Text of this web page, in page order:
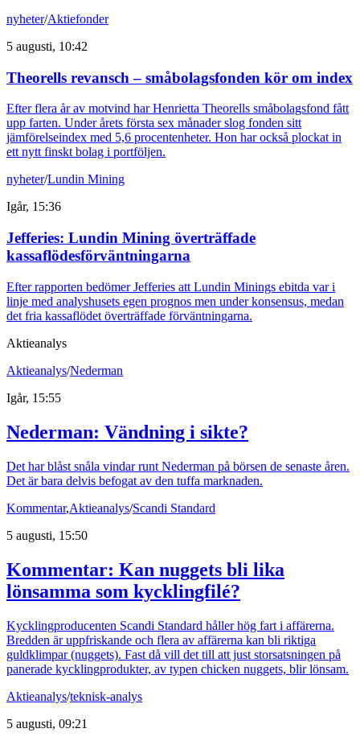
nyheter/Aktiefonder
5 augusti, 10:42
Theorells revansch – småbolagsfonden kör om index
Efter flera år av motvind har Henrietta Theorells småbolagsfond fått
upp farten. Under årets första sex månader slog fonden sitt
jämförelseindex med 5,6 procentenheter. Hon har också plockat in
ett nytt finskt bolag i portföljen.
nyheter/Lundin Mining
Igår, 15:36
Jefferies: Lundin Mining överträffade
kassaflödesförväntningarna
Efter rapporten bedömer Jefferies att Lundin Minings ebitda var i
linje med analyshusets egen prognos men under konsensus, medan
det fria kassaflödet överträffade förväntningarna.
Aktieanalys
Aktieanalys/Nederman
Igår, 15:55
Nederman: Vändning i sikte?
Det har blåst snåla vindar runt Nederman på börsen de senaste åren.
Det är bara delvis befogat av den tuffa marknaden.
Kommentar,Aktieanalys/Scandi Standard
5 augusti, 15:50
Kommentar: Kan nuggets bli lika
lönsamma som kycklingfilé?
Kycklingproducenten Scandi Standard håller hög fart i affärerna.
Bredden är uppfriskande och flera av affärerna kan bli riktiga
guldklimpar (nuggets). Fast då vill det till att just storsatsningen på
panerade kycklingprodukter, av typen chicken nuggets, blir lönsam.
Aktieanalys/teknisk-analys
5 augusti, 09:21